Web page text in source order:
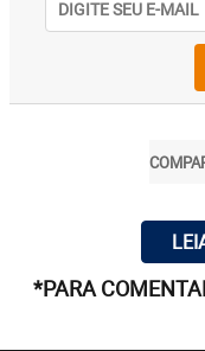
*PARA